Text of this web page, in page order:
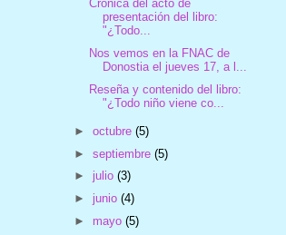
Crónica del acto de
presentación del libro:
"¿Todo...
Nos vemos en la FNAC de
Donostia el jueves 17, a l...
Reseña y contenido del libro:
"¿Todo niño viene co...
►octubre(5)
►septiembre(5)
►julio(3)
►junio(4)
► mayo(5)